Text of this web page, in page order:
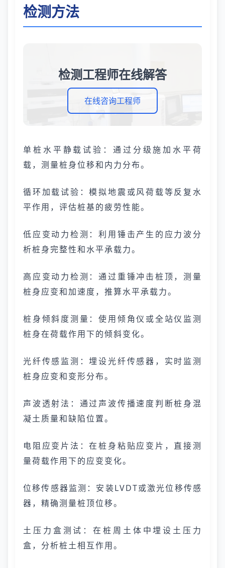
检测方法
检测工程师在线解答
在线咨询工程师
单桩水平静载试验：通过分级施加水平荷
载，测量桩身位移和内力分布。
循环加载试验：模拟地震或风荷载等反复水
平作用，评估桩基的疲劳性能。
低应变动力检测：利用锤击产生的应力波分
析桩身完整性和水平承载力。
高应变动力检测：通过重锤冲击桩顶，测量
桩身应变和加速度，推算水平承载力。
桩身倾斜度测量：使用倾角仪或全站仪监测
桩身在荷载作用下的倾斜变化。
光纤传感监测：埋设光纤传感器，实时监测
桩身应变和变形分布。
声波透射法：通过声波传播速度判断桩身混
凝土质量和缺陷位置。
电阻应变片法：在桩身粘贴应变片，直接测
量荷载作用下的应变变化。
位移传感器监测：安装LVDT或激光位移传感
器，精确测量桩顶位移。
土压力盒测试：在桩周土体中埋设土压力
盒，分析桩土相互作用。